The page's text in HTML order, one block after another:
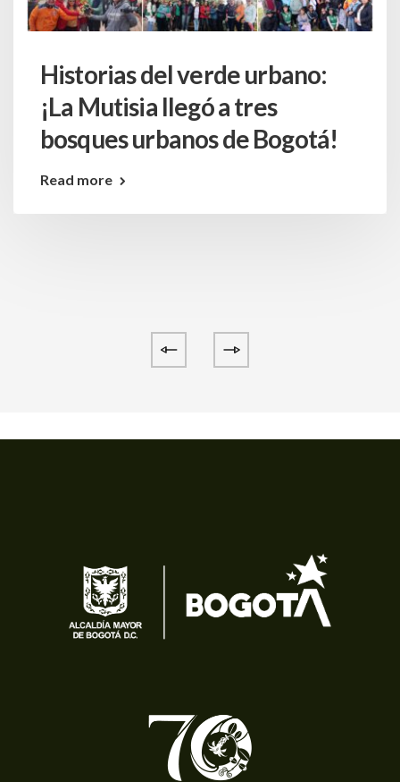
Historias del verde urbano:
¡La Mutisia llegó a tres
bosques urbanos de Bogotá!
Read more